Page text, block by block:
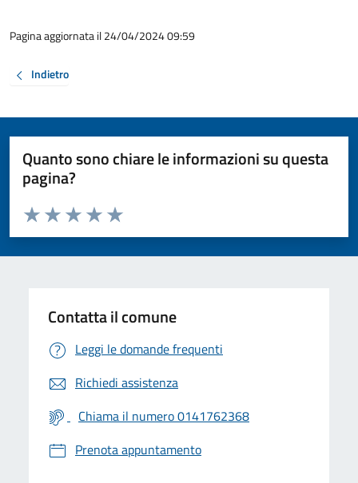
Pagina aggiornata il 24/04/2024 09:59
Indietro
Quanto sono chiare le informazioni su questa
pagina?
Valuta da 1 a 5 stelle la pagina
Valuta 5 stelle su 5
Valuta 4 stelle su 5
Valuta 3 stelle su 5
Valuta 2 stelle su 5
Valuta 1 stelle su 5
Contatta il comune
Leggi le domande frequenti
Richiedi assistenza
Chiama il numero 0141762368
Prenota appuntamento